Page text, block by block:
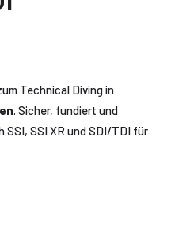
Technical Diving in
. Sicher, fundiert und
SSI XR und SDI/TDI für